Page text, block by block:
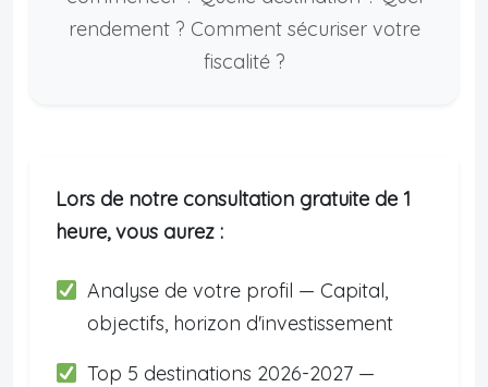
rendement ? Comment sécuriser votre
fiscalité ?
Lors de notre consultation gratuite de 1
heure, vous aurez :
Analyse de votre profil — Capital,
objectifs, horizon d'investissement
Top 5 destinations 2026-2027 —